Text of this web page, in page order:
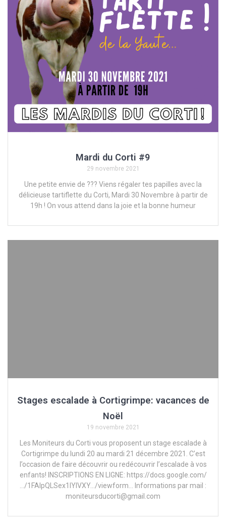
Mardi du Corti #9
29 novembre 2021
Une petite envie de ??? Viens régaler tes papilles avec la
délicieuse tartiflette du Corti, Mardi 30 Novembre à partir de
19h ! On vous attend dans la joie et la bonne humeur
Stages escalade à Cortigrimpe: vacances de
Noël
19 novembre 2021
Les Moniteurs du Corti vous proposent un stage escalade à
Cortigrimpe du lundi 20 au mardi 21 décembre 2021. C’est
l’occasion de faire découvrir ou redécouvrir l’escalade à vos
enfants! INSCRIPTIONS EN LIGNE: https://docs.google.com/
…/1FAIpQLSex1lYlVXY…/viewform… Informations par mail :
moniteursducorti@gmail.com